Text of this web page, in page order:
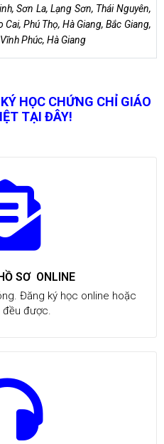
Sơn La, Lạng Sơn, Thái Nguyên,
Phú Thọ, Hà Giang, Bắc Giang,
Phúc, Hà Giang
HỌC CHỨNG CHỈ GIÁO
TẠI ĐÂY!
SƠ ONLINE
Đăng ký học online hoặc
được.